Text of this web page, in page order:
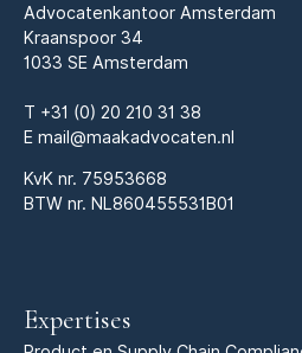
Advocatenkantoor Amsterdam
Kraanspoor 34
1033 SE Amsterdam
T +31 (0) 20 210 31 38
E mail@maakadvocaten.nl
KvK nr. 75953668
BTW nr. NL860455531B01
Expertises